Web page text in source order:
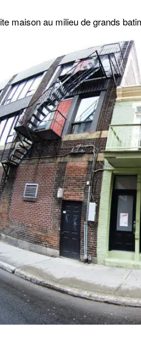
maison au milieu de grands